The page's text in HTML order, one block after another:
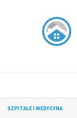
SZPITALE I MEDYCYNA